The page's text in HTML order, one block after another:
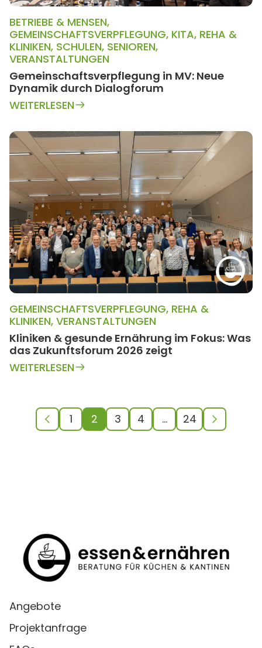
BETRIEBE & MENSEN,
GEMEINSCHAFTSVERPFLEGUNG, KITA, REHA &
KLINIKEN, SCHULEN, SENIOREN,
VERANSTALTUNGEN
Gemeinschaftsverpflegung in MV: Neue
Dynamik durch Dialogforum
WEITERLESEN
GEMEINSCHAFTSVERPFLEGUNG, REHA &
KLINIKEN, VERANSTALTUNGEN
Kliniken & gesunde Ernährung im Fokus: Was
das Zukunftsforum 2026 zeigt
WEITERLESEN
1 2 3 4 … 24
Angebote
Projektanfrage